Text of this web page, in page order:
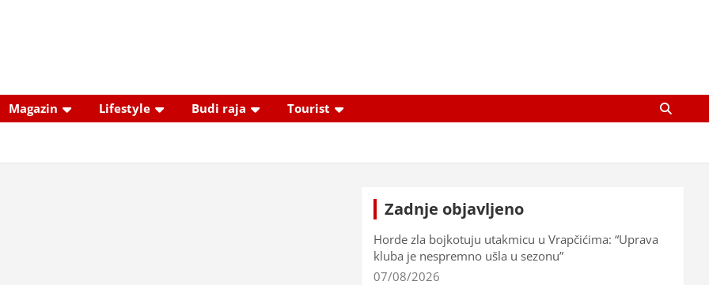
Magazin Lifestyle Budi raja Tourist
Zadnje objavljeno
Horde zla bojkotuju utakmicu u Vrapčićima: “Uprava
kluba je nespremno ušla u sezonu”
07/08/2026